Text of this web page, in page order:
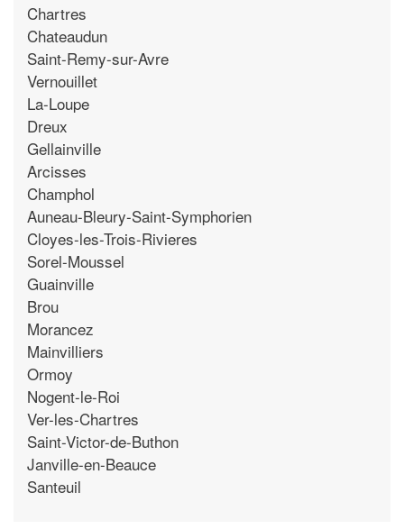
Chartres
Chateaudun
Saint-Remy-sur-Avre
Vernouillet
La-Loupe
Dreux
Gellainville
Arcisses
Champhol
Auneau-Bleury-Saint-Symphorien
Cloyes-les-Trois-Rivieres
Sorel-Moussel
Guainville
Brou
Morancez
Mainvilliers
Ormoy
Nogent-le-Roi
Ver-les-Chartres
Saint-Victor-de-Buthon
Janville-en-Beauce
Santeuil